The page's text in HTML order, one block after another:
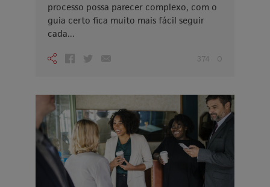
processo possa parecer complexo, com o
guia certo fica muito mais fácil seguir
cada...
374 0